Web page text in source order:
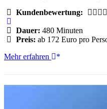
Kundenbewertung:
Dauer: 480 Minuten
Preis: ab 172 Euro pro
Rapid
Hills
Mehr erfahren